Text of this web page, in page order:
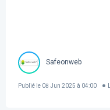
Safeonweb
Publié le 08 Jun 2025 à 04:00